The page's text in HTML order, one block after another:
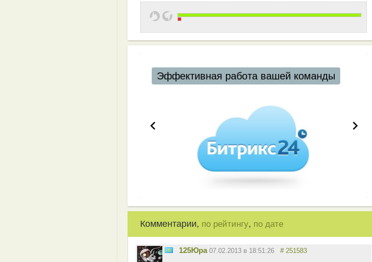
Эффективная работа вашей команды
Комментарии, по рейтингу, по дате
125Юра 07.02.2013 в 18:51:26 # 251583